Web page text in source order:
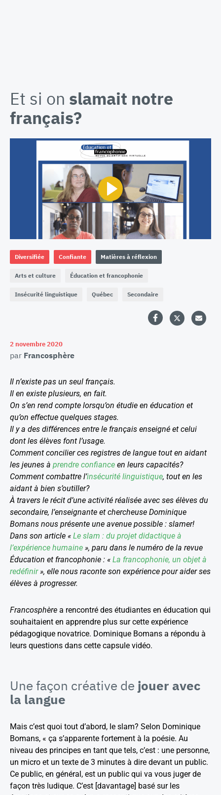
Et si on slamait notre
français?
Diversifiée Confiante Matières à réflexion
Arts et culture Éducation et francophonie
Insécurité linguistique Québec Secondaire
2 novembre 2020
par Francosphère
Il n’existe pas un seul français.
Il en existe plusieurs, en fait.
On s’en rend compte lorsqu’on étudie en éducation et
qu’on effectue quelques stages.
Il y a des différences entre le français enseigné et celui
dont les élèves font l’usage.
Comment concilier ces registres de langue tout en aidant
les jeunes à prendre confiance en leurs capacités?
Comment combattre l’insécurité linguistique, tout en les
aidant à bien s’outiller?
À travers le récit d’une activité réalisée avec ses élèves du
secondaire, l’enseignante et chercheuse Dominique
Bomans nous présente une avenue possible : slamer!
Dans son article « Le slam : du projet didactique à
l’expérience humaine », paru dans le numéro de la revue
Éducation et francophonie : « La francophonie, un objet à
redéfinir», elle nous raconte son expérience pour aider ses
élèves à progresser.
Francosphère a rencontré des étudiantes en éducation qui
souhaitaient en apprendre plus sur cette expérience
pédagogique novatrice. Dominique Bomans a répondu à
leurs questions dans cette capsule vidéo.
Une façon créative de jouer avec
la langue
Mais c’est quoi tout d’abord, le slam? Selon Dominique
Bomans, « ça s’apparente fortement à la poésie. Au
niveau des principes en tant que tels, c’est : une personne,
un micro et un texte de 3 minutes à dire devant un public.
Ce public, en général, est un public qui va vous juger de
façon très ludique. C’est [davantage] basé sur les